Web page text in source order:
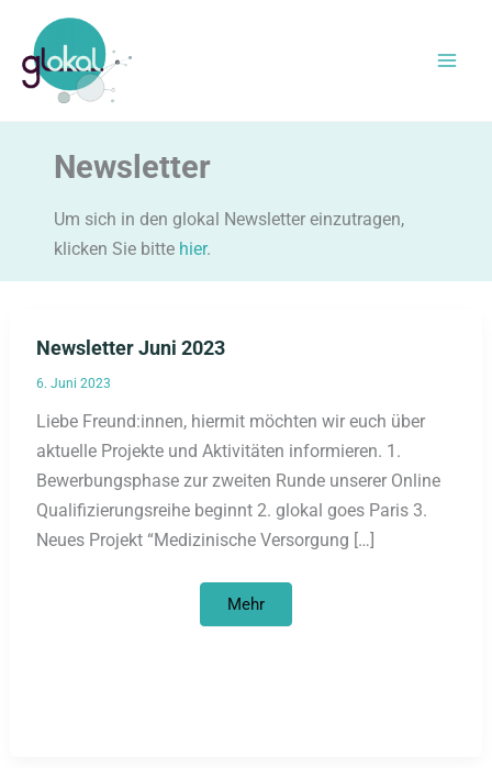
Inhalt
springen
Newsletter
Um sich in den glokal Newsletter einzutragen,
klicken Sie bitte hier.
Newsletter Juni 2023
6. Juni 2023
Liebe Freund:innen, hiermit möchten wir euch über
aktuelle Projekte und Aktivitäten informieren. 1.
Bewerbungsphase zur zweiten Runde unserer Online
Qualifizierungsreihe beginnt 2. glokal goes Paris 3.
Neues Projekt “Medizinische Versorgung […]
Newsletter
Mehr